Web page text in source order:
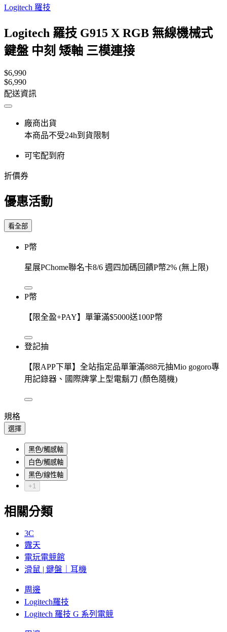
Logitech 羅技
Logitech 羅技 G915 X RGB 無線機械式
鍵盤 中刻 矮軸 三模連接
$6,990
$6,990
配送資訊
廠商出貨
本商品不受24h到貨限制
可宅配到府
折價券
優惠活動
看全部
P幣
星展PChome聯名卡8/6 週四加碼回饋P幣2% (無上限)
P幣
【限全盈+PAY】單筆滿$5000送100P幣
登記抽
【限APP下單】全站指定品單筆滿888元抽Mio gogoro專
用記錄器、國際牌掌上型電鬍刀 (顏色隨機)
規格
選擇
黑色/觸感軸
白色/觸感軸
黑色/線性軸
+1
相關分類
3C
露天
電玩電競館
滑鼠 | 鍵盤｜耳機
周邊
Logitech羅技
Logitech 羅技 G 系列電競